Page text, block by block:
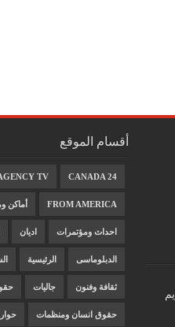
أقسام الموقع
CANADA 24
TV
FROM AMERICA أماكن
احداث ومؤتمرات اديان
الدبلوماسى الرئيسية
ثقافة وفنون جاليات
حقوق انسان ومنظمات حوار